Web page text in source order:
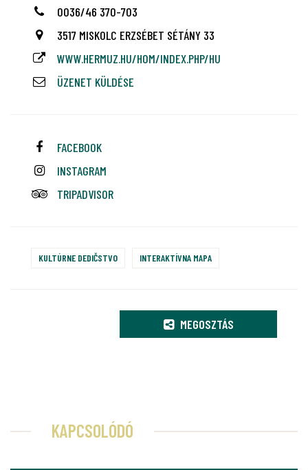
0036/46 370-703
3517 MISKOLC ERZSÉBET SÉTÁNY 33
WWW.HERMUZ.HU/HOM/INDEX.PHP/HU
ÜZENET KÜLDÉSE
FACEBOOK
INSTAGRAM
TRIPADVISOR
KULTÚRNE DEDIČSTVO INTERAKTÍVNA MAPA
MEGOSZTÁS
KAPCSOLÓDÓ